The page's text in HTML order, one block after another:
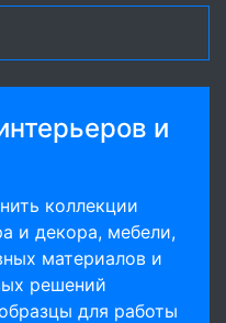
и
коллекции
и декора, мебели,
материалов и
решений
для работы